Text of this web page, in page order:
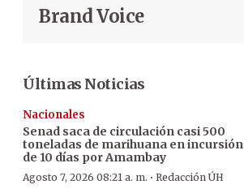
Brand Voice
Últimas Noticias
Nacionales
Senad saca de circulación casi 500
toneladas de marihuana en incursión
de 10 días por Amambay
Agosto 7, 2026 08:21 a. m. · Redacción ÚH